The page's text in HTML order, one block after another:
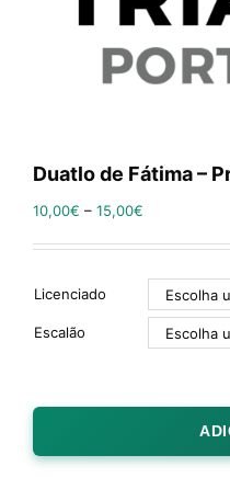
Duatlo de Fátima –
10,00€ – 15,00€
Licenciado
Escalão